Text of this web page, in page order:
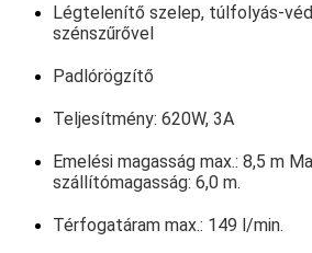
Légtelenítő szelep, túlfolyás-
szénszűrővel
Padlórögzítő
Teljesítmény: 620W, 3A
Emelési magasság max.: 8,5 m
szállítómagasság: 6,0 m.
Térfogatáram max.: 149 l/min.